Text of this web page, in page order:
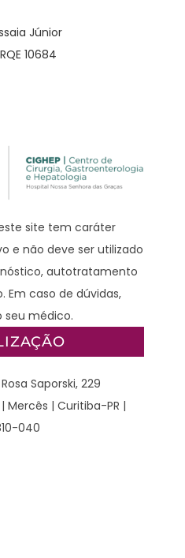
Júnior
10684
site tem caráter
e não deve ser utilizado
autotratamento
Em caso de dúvidas,
seu médico.
Saporski, 229
Mercês | Curitiba-PR |
040